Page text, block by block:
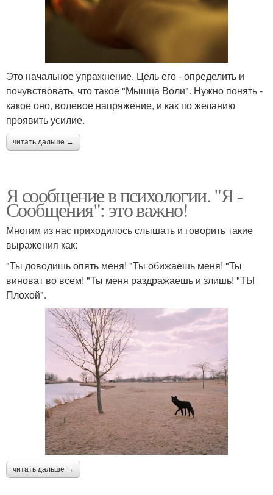
Это начальное упражнение. Цель его - определить и
почувствовать, что такое "Мышца Воли". Нужно понять -
какое оно, волевое напряжение, и как по желанию
проявить усилие.
читать дальше →
Я сообщение в психологии. "Я -
Сообщения": это важно!
Многим из нас приходилось слышать и говорить такие
выражения как:
"Ты доводишь опять меня! "Ты обижаешь меня! "Ты
виноват во всем! "Ты меня раздражаешь и злишь! "ТЫ
Плохой".
читать дальше →